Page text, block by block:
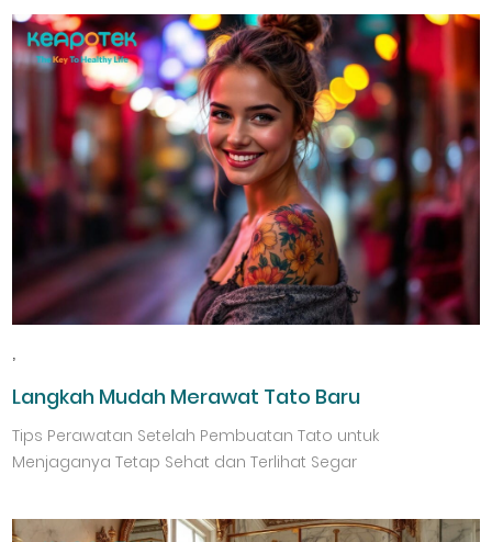
,
Langkah Mudah Merawat Tato Baru
Tips Perawatan Setelah Pembuatan Tato untuk
Menjaganya Tetap Sehat dan Terlihat Segar